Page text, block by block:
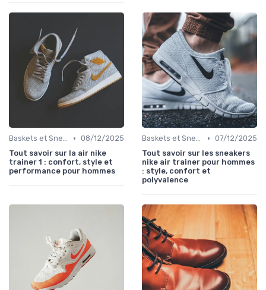
Baskets et Sneakers • 08/12/2025
Tout savoir sur la air nike
trainer 1 : confort, style et
performance pour hommes
Baskets et Sneakers • 07/12/2025
Tout savoir sur les sneakers
nike air trainer pour hommes
: style, confort et
polyvalence